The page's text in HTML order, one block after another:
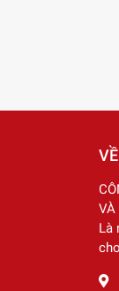
VÀ
Là